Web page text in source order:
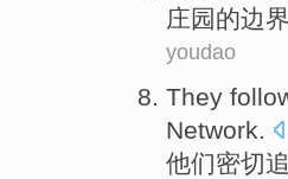
庄园的边界
youdao
They
Network.
他们密切